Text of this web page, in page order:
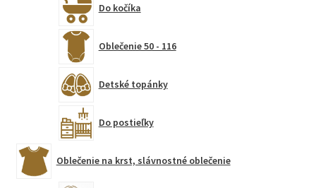
Do kočíka
Oblečenie 50 - 116
Detské topánky
Do postieľky
Oblečenie na krst, slávnostné oblečenie